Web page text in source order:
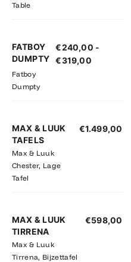
Table
FATBOY
DUMPTY
Fatboy
Dumpty
€240,00 -
€319,00
€240,00
tot
MAX & LUUK
TAFELS
Max & Luuk
Chester, Lage
Tafel
€1.499,00
MAX & LUUK
TIRRENA
Max & Luuk
Tirrena, Bijzettafel
€598,00